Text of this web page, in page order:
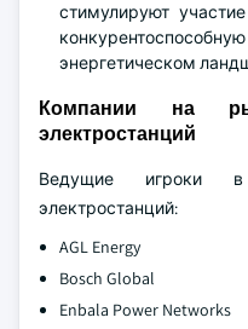
стимулируют
энергетическом
Компании на
электростанций
Ведущие игроки в
электростанций:
AGL Energy
Bosch Global
Enbala Power Networks